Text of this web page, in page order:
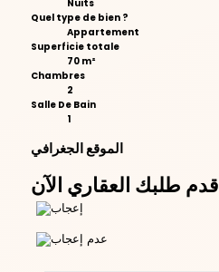
Nuits
Quel type de bien ?
Appartement
Superficie totale
70 m²
Chambres
2
Salle De Bain
1
الموقع الجغرافي
قدم طلبك العقاري الآن